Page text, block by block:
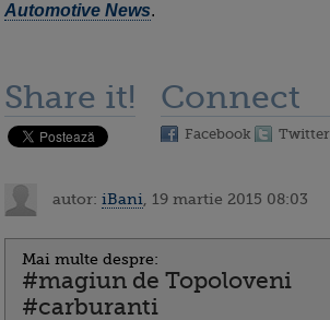
Automotive News.
Share it! Connect
Facebook Twitter
autor: iBani , 19 martie 2015 08:03
Mai multe despre:
#magiun de Topoloveni
#carburanti